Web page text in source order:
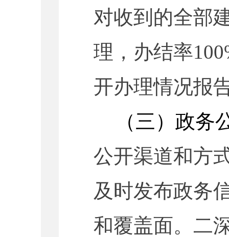
对收到的全部
理，办结率
开办理情况报
（三）政务
公开渠道和方
及时发布政务
和覆盖面。二